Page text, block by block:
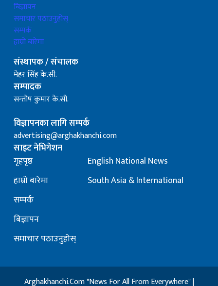
बिज्ञापन
समाचार पठाउनुहोस्
सम्पर्क
हाम्रो बारेमा
संस्थापक / संचालक
मेहर सिंह के.सी.
सम्पादक
सन्तोष कुमार के.सी.
विज्ञापनका लागि सम्पर्क
advertising@arghakhanchi.com
साइट नेभिगेशन
गृहपृष्ठ
हाम्रो बारेमा
सम्पर्क
बिज्ञापन
समाचार पठाउनुहोस्
English National News
South Asia & International
Arghakhanchi.Com "News For All From Everywhere" |